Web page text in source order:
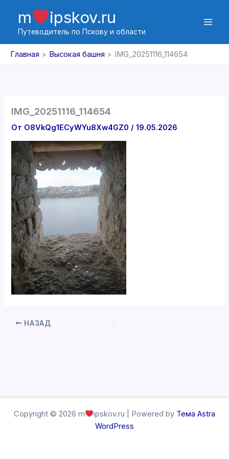
содержимому
m ipskov.ru
Путеводитель по Пскову и области
Главная Высокая башня IMG_20251116_114654
IMG_20251116_114654
От O8VkQg1ECyWYu8Xw4GZ0 /19.05.2026
НАЗАД
Copyright © 2026 m ipskov.ru | Powered by Тема Astra
WordPress